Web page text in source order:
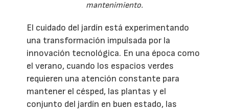
mantenimiento.
El cuidado del jardín está experimentando
una transformación impulsada por la
innovación tecnológica. En una época como
el verano, cuando los espacios verdes
requieren una atención constante para
mantener el césped, las plantas y el
conjunto del jardín en buen estado, las